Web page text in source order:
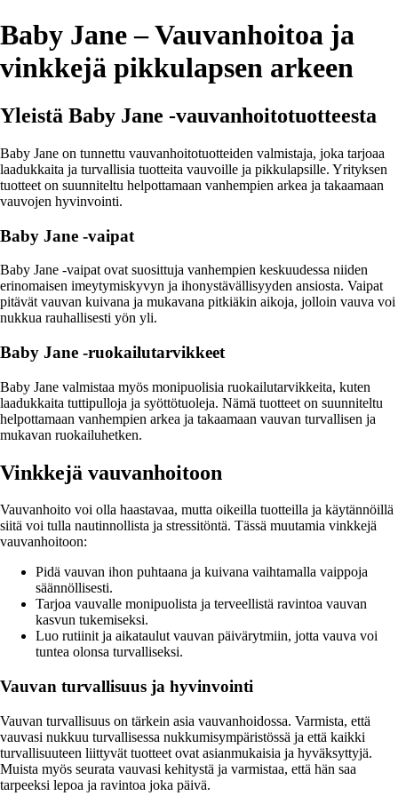
Baby Jane – Vauvanhoitoa ja
vinkkejä pikkulapsen arkeen
Yleistä Baby Jane -vauvanhoitotuotteesta
Baby Jane on tunnettu vauvanhoitotuotteiden valmistaja, joka tarjoaa
laadukkaita ja turvallisia tuotteita vauvoille ja pikkulapsille. Yrityksen
tuotteet on suunniteltu helpottamaan vanhempien arkea ja takaamaan
vauvojen hyvinvointi.
Baby Jane -vaipat
Baby Jane -vaipat ovat suosittuja vanhempien keskuudessa niiden
erinomaisen imeytymiskyvyn ja ihonystävällisyyden ansiosta. Vaipat
pitävät vauvan kuivana ja mukavana pitkiäkin aikoja, jolloin vauva voi
nukkua rauhallisesti yön yli.
Baby Jane -ruokailutarvikkeet
Baby Jane valmistaa myös monipuolisia ruokailutarvikkeita, kuten
laadukkaita tuttipulloja ja syöttötuoleja. Nämä tuotteet on suunniteltu
helpottamaan vanhempien arkea ja takaamaan vauvan turvallisen ja
mukavan ruokailuhetken.
Vinkkejä vauvanhoitoon
Vauvanhoito voi olla haastavaa, mutta oikeilla tuotteilla ja käytännöillä
siitä voi tulla nautinnollista ja stressitöntä. Tässä muutamia vinkkejä
vauvanhoitoon:
Pidä vauvan ihon puhtaana ja kuivana vaihtamalla vaippoja
säännöllisesti.
Tarjoa vauvalle monipuolista ja terveellistä ravintoa vauvan
kasvun tukemiseksi.
Luo rutiinit ja aikataulut vauvan päivärytmiin, jotta vauva voi
tuntea olonsa turvalliseksi.
Vauvan turvallisuus ja hyvinvointi
Vauvan turvallisuus on tärkein asia vauvanhoidossa. Varmista, että
vauvasi nukkuu turvallisessa nukkumisympäristössä ja että kaikki
turvallisuuteen liittyvät tuotteet ovat asianmukaisia ja hyväksyttyjä.
Muista myös seurata vauvasi kehitystä ja varmistaa, että hän saa
tarpeeksi lepoa ja ravintoa joka päivä.